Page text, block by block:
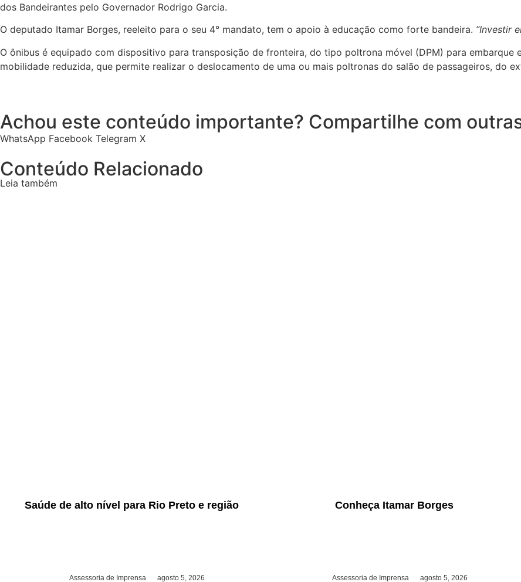
dos Bandeirantes pelo Governador Rodrigo Garcia.
O deputado Itamar Borges, reeleito para o seu 4° mandato, tem o apoio à educação como forte bandeira. “Investir
O ônibus é equipado com dispositivo para transposição de fronteira, do tipo poltrona móvel (DPM) para embarque
mobilidade reduzida, que permite realizar o deslocamento de uma ou mais poltronas do salão de passageiros, do
Achou este conteúdo importante? Compartilhe com
WhatsApp Facebook Telegram X
Conteúdo Relacionado
Leia também
Saúde de alto nível para Rio Preto e região
Assessoria de Imprensa agosto 5, 2026
Conheça Itamar Borges
Assessoria de Imprensa agosto 5, 2026